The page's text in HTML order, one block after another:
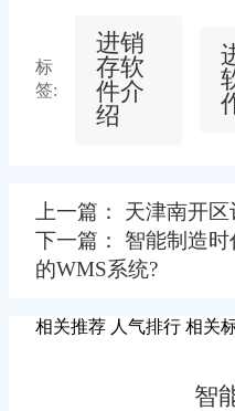
标
签:
进销
存软
件介
绍
上一篇： 天津南开
下一篇： 智能制造
的WMS系统?
相关推荐 人气排行 相关
智